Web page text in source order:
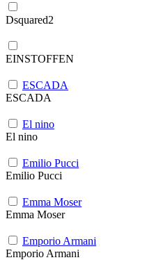
Dsquared2
EINSTOFFEN
ESCADA
ESCADA
El nino
El nino
Emilio Pucci
Emilio Pucci
Emma Moser
Emma Moser
Emporio Armani
Emporio Armani